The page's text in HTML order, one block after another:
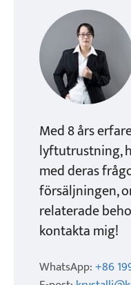
Med 8 års
lyftutrustning,
med deras
försäljningen,
relaterade
kontakta mig!
WhatsApp:+86